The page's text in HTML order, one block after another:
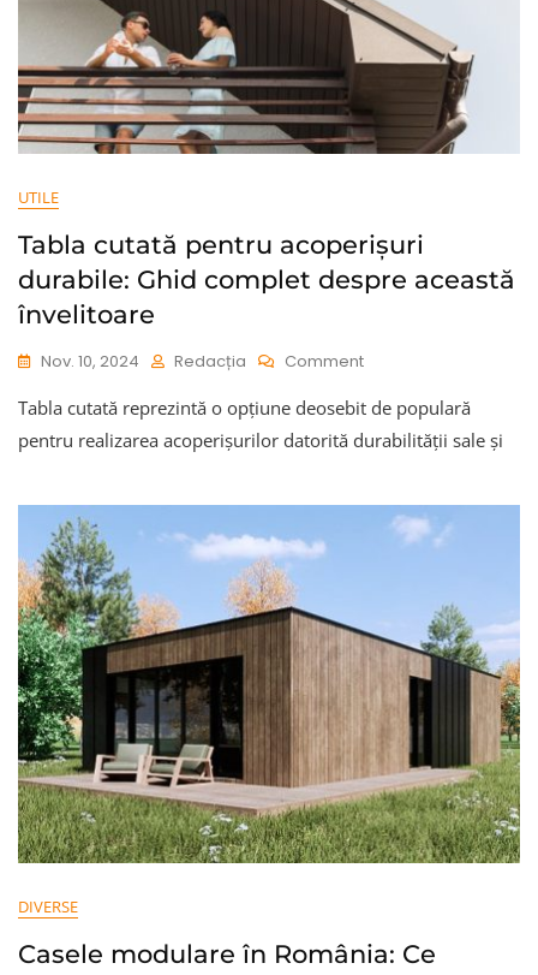
UTILE
Tabla cutată pentru acoperișuri
durabile: Ghid complet despre această
învelitoare
Nov. 10, 2024 Redacția CommentOn
Cutată
Pentru
Acoperișuri
Ghid
Învelitoare
Tabla cutată reprezintă o opțiune deosebit de populară
pentru realizarea acoperișurilor datorită durabilității sale și
DIVERSE
Casele modulare în România: Ce